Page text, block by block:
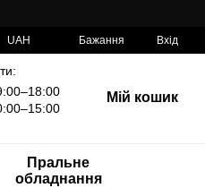
UAH Бажання Вхід
Мій кошик
Пральне
обладнання